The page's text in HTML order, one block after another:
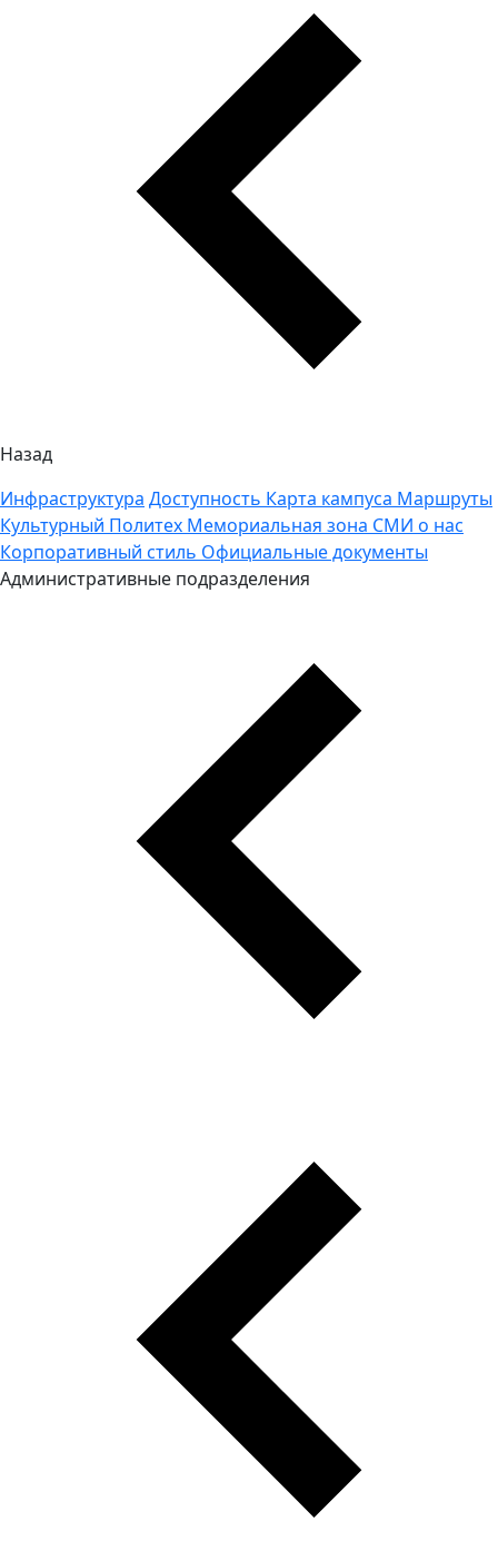
Назад
Инфраструктура Доступность Карта кампуса Маршруты
Культурный Политех Мемориальная зона СМИ о нас
Корпоративный стиль Официальные документы
Административные подразделения